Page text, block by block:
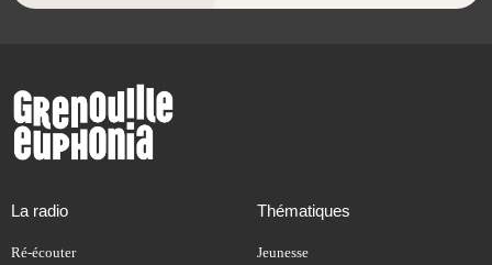
La radio
Ré-écouter
Thématiques
Jeunesse